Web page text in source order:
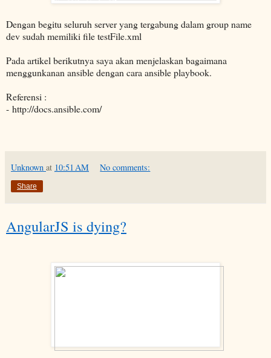
Dengan begitu seluruh server yang tergabung dalam group name
dev sudah memiliki file testFile.xml
Pada artikel berikutnya saya akan menjelaskan bagaimana
menggunkanan ansible dengan cara ansible playbook.
Referensi :
- http://docs.ansible.com/
Unknown at 10:51 AM No comments:
Share
AngularJS is dying?